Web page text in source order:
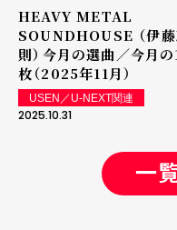
HEAVY METAL
SOUNDHOUSE （伊
則）――今月の選曲／今月の
枚（2025年11月）
USEN／U-NEXT関連
2025.10.31
一